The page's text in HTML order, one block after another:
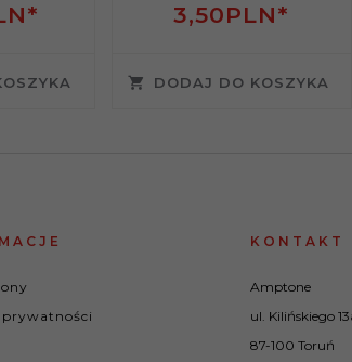
3,50PLN*
DODAJ DO KOSZYKA
KONTAKT
Amptone
ul. Kilińskiego
87-100 Toruń